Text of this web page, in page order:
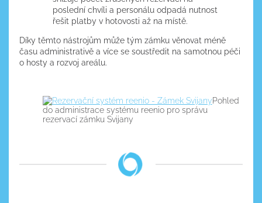
poslední chvíli a personálu odpadá nutnost
řešit platby v hotovosti až na místě.
Díky těmto nástrojům může tým zámku věnovat méně
času administrativě a více se soustředit na samotnou péči
o hosty a rozvoj areálu.
Pohled
do administrace systému reenio pro správu
rezervací zámku Svijany